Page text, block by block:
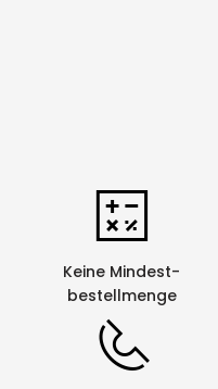
Keine Mindest-
bestellmenge